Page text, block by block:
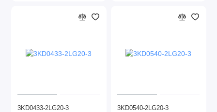
3KD0433-2LG20-3 3KD0540-2LG20-3